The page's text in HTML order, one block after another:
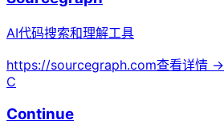
AI代码搜索和理解工具
https://sourcegraph.com查看详情 →
C
Continue